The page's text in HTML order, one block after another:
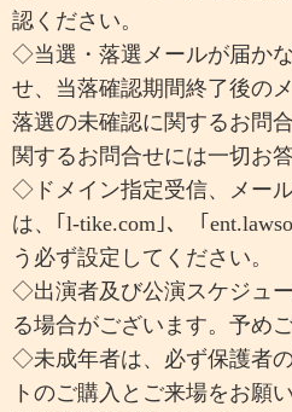
認ください。
◇当選・落選メールが届か
せ、当落確認期間終了後の
落選の未確認に関するお問
関するお問合せには一切お
◇ドメイン指定受信、メー
は、｢l-tike.com｣、「
う必ず設定してください。
◇出演者及び公演スケジュ
る場合がございます。予め
◇未成年者は、必ず保護者
トのご購入とご来場をお願